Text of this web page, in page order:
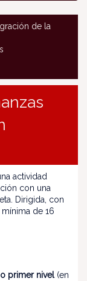
de la
actividad
con una
Dirigida, con
de 16
o primer nivel (en